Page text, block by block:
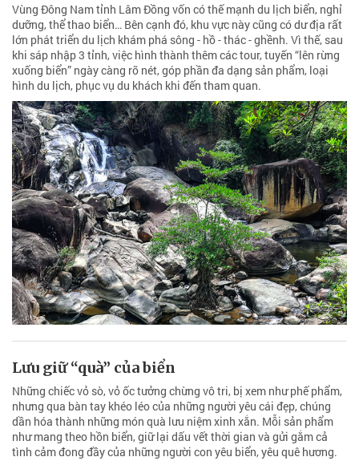
Vùng Đông Nam tỉnh Lâm Đồng vốn có thế mạnh du lịch biển, nghỉ
dưỡng, thể thao biển… Bên cạnh đó, khu vực này cũng có dư địa rất
lớn phát triển du lịch khám phá sông - hồ - thác - ghềnh. Vì thế, sau
khi sáp nhập 3 tỉnh, việc hình thành thêm các tour, tuyến “lên rừng
xuống biển” ngày càng rõ nét, góp phần đa dạng sản phẩm, loại
hình du lịch, phục vụ du khách khi đến tham quan.
Lưu giữ “quà” của biển
Những chiếc vỏ sò, vỏ ốc tưởng chừng vô tri, bị xem như phế phẩm,
nhưng qua bàn tay khéo léo của những người yêu cái đẹp, chúng
dần hóa thành những món quà lưu niệm xinh xắn. Mỗi sản phẩm
như mang theo hồn biển, giữ lại dấu vết thời gian và gửi gắm cả
tình cảm đong đầy của những người con yêu biển, yêu quê hương.